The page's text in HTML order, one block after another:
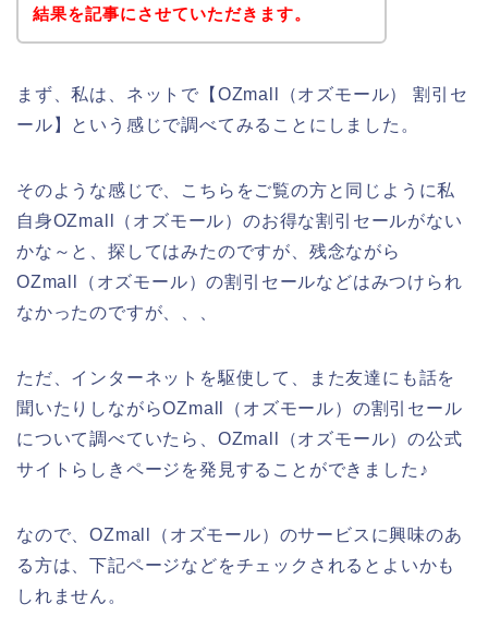
結果を記事にさせていただきます。
まず、私は、ネットで【OZmall（オズモール） 割引セ
ール】という感じで調べてみることにしました。
そのような感じで、こちらをご覧の方と同じように私
自身OZmall（オズモール）のお得な割引セールがない
かな～と、探してはみたのですが、残念ながら
OZmall（オズモール）の割引セールなどはみつけられ
なかったのですが、、、
ただ、インターネットを駆使して、また友達にも話を
聞いたりしながらOZmall（オズモール）の割引セール
について調べていたら、OZmall（オズモール）の公式
サイトらしきページを発見することができました♪
なので、OZmall（オズモール）のサービスに興味のあ
る方は、下記ページなどをチェックされるとよいかも
しれません。